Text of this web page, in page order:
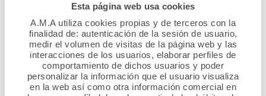
Esta página web usa cookies
A.M.A utiliza cookies propias y de terceros con la
finalidad de: autenticación de la sesión de usuario,
medir el volumen de visitas de la página web y las
interacciones de los usuarios, elaborar perfiles de
comportamiento de dichos usuarios y poder
personalizar la información que el usuario visualiza
en la web así como otra información comercial en